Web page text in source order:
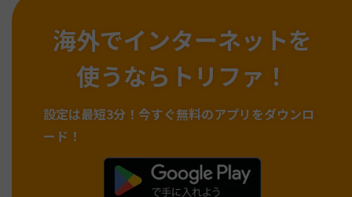
海外でインターネットを
使うならトリファ！
設定は最短3分！ 今すぐ無料のアプリをダウンロ
ード！